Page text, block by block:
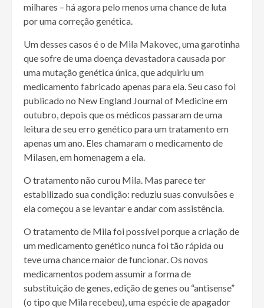
milhares – há agora pelo menos uma chance de luta
por uma correção genética.
Um desses casos é o de Mila Makovec, uma garotinha
que sofre de uma doença devastadora causada por
uma mutação genética única, que adquiriu um
medicamento fabricado apenas para ela. Seu caso foi
publicado no New England Journal of Medicine em
outubro, depois que os médicos passaram de uma
leitura de seu erro genético para um tratamento em
apenas um ano. Eles chamaram o medicamento de
Milasen, em homenagem a ela.
O tratamento não curou Mila. Mas parece ter
estabilizado sua condição: reduziu suas convulsões e
ela começou a se levantar e andar com assistência.
O tratamento de Mila foi possível porque a criação de
um medicamento genético nunca foi tão rápida ou
teve uma chance maior de funcionar. Os novos
medicamentos podem assumir a forma de
substituição de genes, edição de genes ou “antisense”
(o tipo que Mila recebeu), uma espécie de apagador